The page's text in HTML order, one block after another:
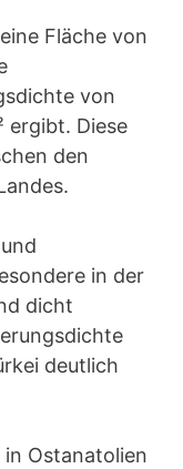
Fläche von
von
ergibt. Diese
den
in der
dicht
deutlich
in Ostanatolien